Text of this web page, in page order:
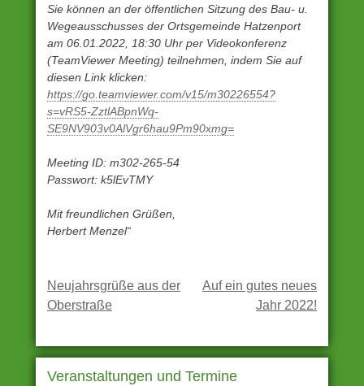
Sie können an der öffentlichen Sitzung des Bau- u.
Wegeausschusses der Ortsgemeinde Hatzenport
am 06.01.2022, 18:30 Uhr per Videokonferenz
(TeamViewer Meeting) teilnehmen, indem Sie auf
diesen Link klicken:
https://go.teamviewer.com/v15/m30226554?
s=vRS5-ZztlABpnWq-
SE9NV903v0AlVgr6hau9Pm90xmg=
Meeting ID: m302-265-54
Passwort: k5lEvTMY
Mit freundlichen Grüßen,
Herbert Menzel“
Archiv
eingestellt
Beitragsnavigation
Neujahrsgrüße aus der
Oberstraße
Auf ein gutes neues
Jahr 2022!
Veranstaltungen und Termine